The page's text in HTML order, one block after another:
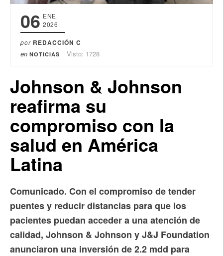
06 ENE
2026
por REDACCIÓN C
en NOTICIAS Visto: 1728
Johnson & Johnson
reafirma su
compromiso con la
salud en América
Latina
Comunicado. Con el compromiso de tender
puentes y reducir distancias para que los
pacientes puedan acceder a una atención de
calidad, Johnson & Johnson y J&J Foundation
anunciaron una inversión de 2.2 mdd para